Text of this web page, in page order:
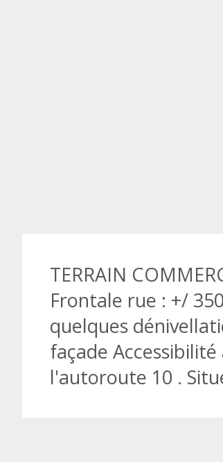
TERRAIN
Frontale rue : +/
quelques
façade
l'autoroute 10 .